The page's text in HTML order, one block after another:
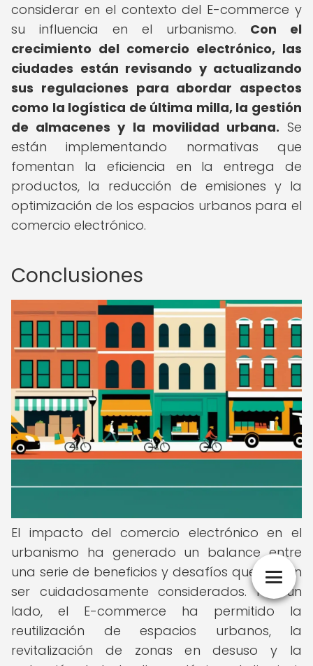
considerar en el contexto del E-commerce y
su influencia en el urbanismo. Con el
crecimiento del comercio electrónico, las
ciudades están revisando y actualizando
sus regulaciones para abordar aspectos
como la logística de última milla, la gestión
de almacenes y la movilidad urbana. Se
están implementando normativas que
fomentan la eficiencia en la entrega de
productos, la reducción de emisiones y la
optimización de los espacios urbanos para el
comercio electrónico.
Conclusiones
El impacto del comercio electrónico en el
urbanismo ha generado un balance entre
una serie de beneficios y desafíos que deben
ser cuidadosamente considerados. Por un
lado, el E-commerce ha permitido la
reutilización de espacios urbanos, la
revitalización de zonas en desuso y la